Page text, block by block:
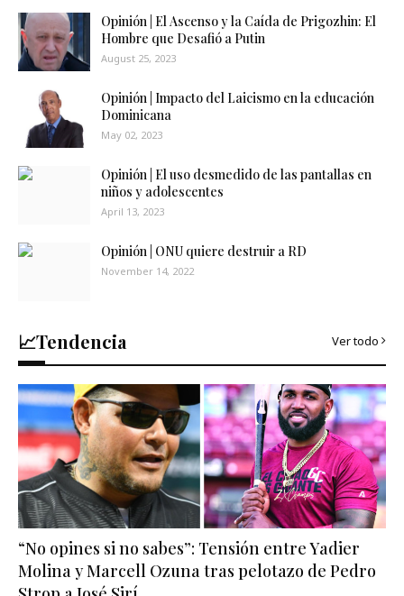
Opinión | El Ascenso y la Caída de Prigozhin: El
Hombre que Desafió a Putin
August 25, 2023
Opinión | Impacto del Laicismo en la educación
Dominicana
May 02, 2023
Opinión | El uso desmedido de las pantallas en
niños y adolescentes
April 13, 2023
Opinión | ONU quiere destruir a RD
November 14, 2022
📈Tendencia Ver todo
“No opines si no sabes”: Tensión entre Yadier
Molina y Marcell Ozuna tras pelotazo de Pedro